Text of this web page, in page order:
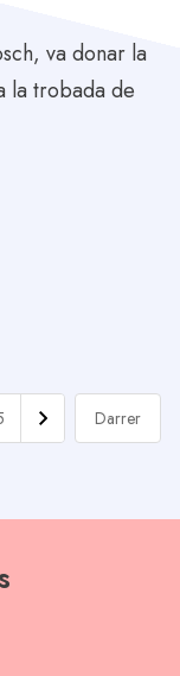
va donar la
la trobada de
Darrer